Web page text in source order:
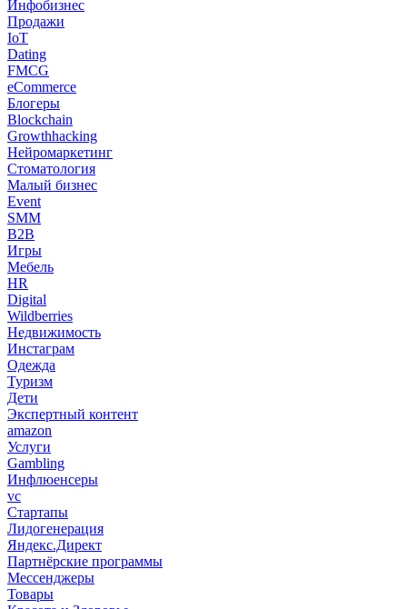
Инфобизнес
Продажи
IoT
Dating
FMCG
eCommerce
Блогеры
Blockchain
Growthhacking
Нейромаркетинг
Стоматология
Малый бизнес
Event
SMM
B2B
Игры
Мебель
HR
Digital
Wildberries
Недвижимость
Инстаграм
Одежда
Туризм
Дети
Экспертный контент
amazon
Услуги
Gambling
Инфлюенсеры
vc
Стартапы
Лидогенерация
Яндекс.Директ
Партнёрские программы
Мессенджеры
Товары